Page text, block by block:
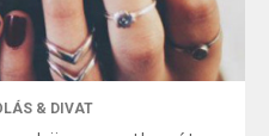
& DIVAT